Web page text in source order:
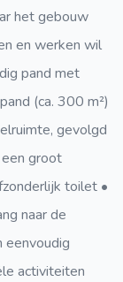
het gebouw
en werken wil
pand met
(ca. 300 m²)
gevolgd
groot
toilet •
naar de
eenvoudig
activiteiten